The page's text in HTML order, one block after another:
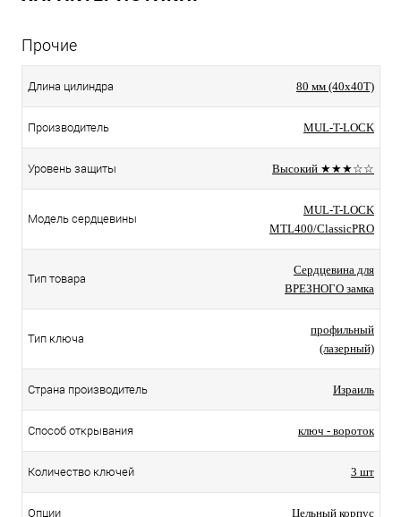
Прочие
Длина цилиндра 80 мм (40x40T)
Производитель MUL-T-LOCK
Уровень защиты Высокий ★★★☆☆
Модель сердцевины
MUL-T-LOCK
MTL400/ClassicPRO
Тип товара
Сердцевина для
ВРЕЗНОГО замка
Тип ключа
профильный
(лазерный)
Страна производитель Израиль
Способ открывания ключ - вороток
Количество ключей 3 шт
Опции Цельный корпус